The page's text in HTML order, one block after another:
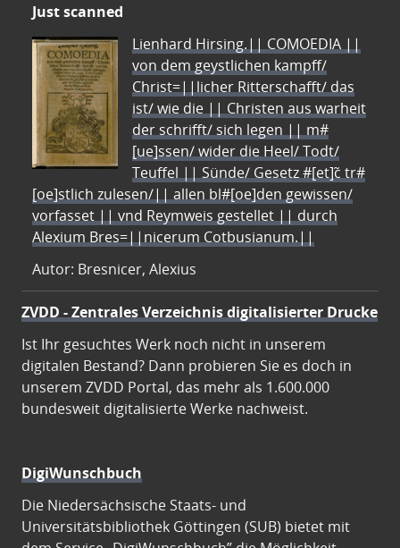
Just scanned
Lienhard Hirsing.|| COMOEDIA ||
von dem geystlichen kampff/
Christ=||licher Ritterschafft/ das
ist/ wie die || Christen aus warheit
der schrifft/ sich legen || m#
[ue]ssen/ wider die Heel/ Todt/
Teuffel || Sünde/ Gesetz #[et]c̃ tr#
[oe]stlich zulesen/|| allen bl#[oe]den gewissen/
vorfasset || vnd Reymweis gestellet || durch
Alexium Bres=||nicerum Cotbusianum.||
Autor: Bresnicer, Alexius
ZVDD - Zentrales Verzeichnis digitalisierter Drucke
Ist Ihr gesuchtes Werk noch nicht in unserem
digitalen Bestand? Dann probieren Sie es doch in
unserem ZVDD Portal, das mehr als 1.600.000
bundesweit digitalisierte Werke nachweist.
DigiWunschbuch
Die Niedersächsische Staats- und
Universitätsbibliothek Göttingen (SUB) bietet mit